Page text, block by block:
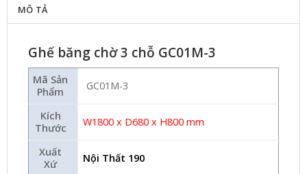
MÔ TẢ
Ghế băng chờ 3 chỗ GC01M-3
Mã Sản
Phẩm
GC01M-3
Kích
Thước
W1800 x D680 x H800 mm
Xuất
Xứ
Nội Thất 190